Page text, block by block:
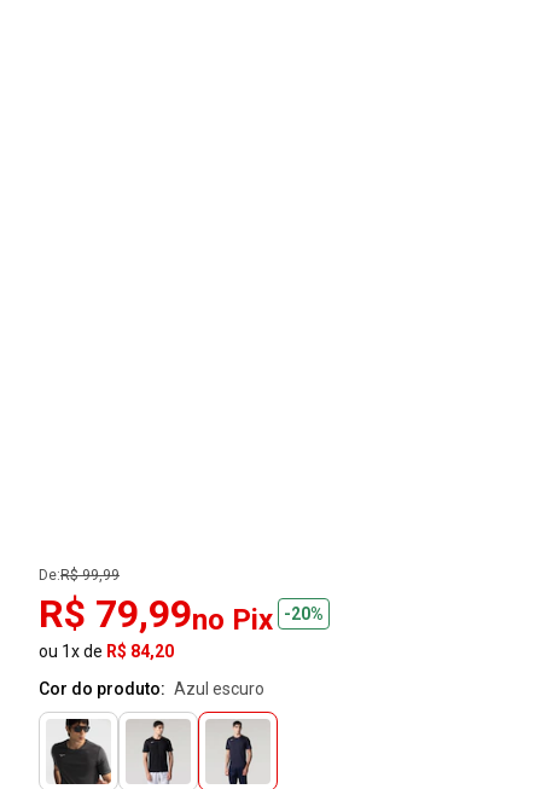
De:R$ 99,99
R$ 79,99no Pix
-20%
ou 1x de R$ 84,20
Cor do produto:
azul escuro